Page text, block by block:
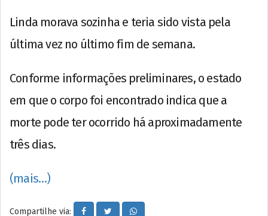
Linda morava sozinha e teria sido vista pela
última vez no último fim de semana.
Conforme informações preliminares, o estado
em que o corpo foi encontrado indica que a
morte pode ter ocorrido há aproximadamente
três dias.
(mais…)
Compartilhe via: